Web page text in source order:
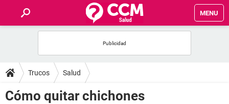
MENU
FOROS
SALUD
Trucos Salud
Cómo quitar chichones